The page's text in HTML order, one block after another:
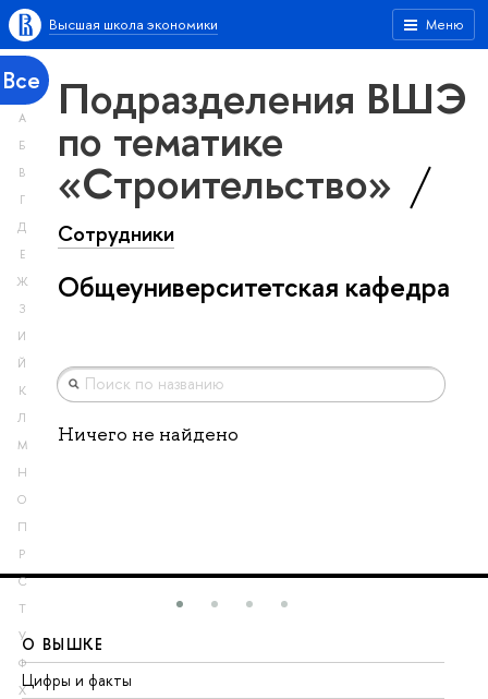
Меню
Высшая школа экономики
Все
А
Б
В
Г
Д
Е
Ж
З
И
Й
К
Л
М
Н
О
П
Р
С
Т
У
Ф
Х
Подразделения ВШЭ
по тематике
«Строительство»
Сотрудники
Общеуниверситетская кафедра
Ничего не найдено
О ВЫШКЕ
Цифры и факты